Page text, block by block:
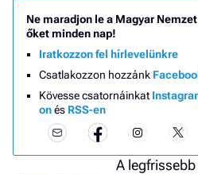
Ne maradjon le a Magyar
őket minden nap!
Iratkozzon fel hírlevelünkre
Csatlakozzon hozzánk
Kövesse csatornáinkat
onés RSS-en
A